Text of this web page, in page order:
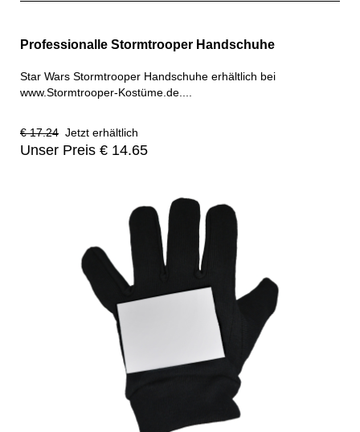
Professionalle Stormtrooper Handschuhe
Star Wars Stormtrooper Handschuhe erhältlich bei
www.Stormtrooper-Kostüme.de....
€ 17.24 Jetzt erhältlich
Unser Preis € 14.65